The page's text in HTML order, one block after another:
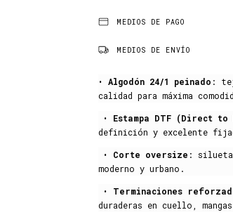
MEDIOS DE PAGO
MEDIOS DE ENVÍO
• Algodón 24/1 peinado :
calidad para máxima
•
Estampa DTF (Direct to
definición y excelente
•
Corte oversize : silueta
moderno y urbano.
•
Terminaciones
duraderas en cuello,